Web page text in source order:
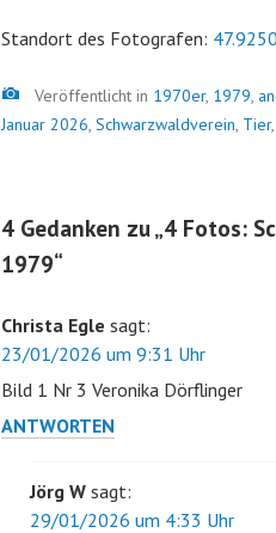
Standort des Fotografen:
Bild
Veröffentlicht in 1970er, 1979,
Januar 2026, Schwarzwaldverein, Tier,
4 Gedanken zu „4 Fotos:
1979“
Christa Egle sagt:
23/01/2026 um 9:31 Uhr
Bild 1 Nr 3 Veronika Dörflinger
ANTWORTEN
Jörg W sagt:
29/01/2026 um 4:33 Uhr